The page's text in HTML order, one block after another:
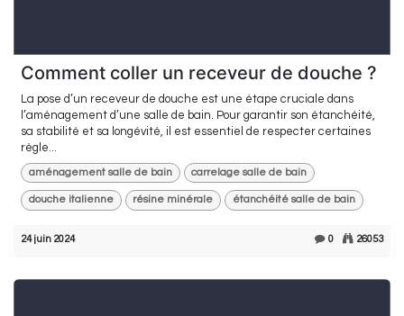
Comment coller un receveur de douche ?
La pose d’un receveur de douche est une étape cruciale dans
l’aménagement d’une salle de bain. Pour garantir son étanchéité,
sa stabilité et sa longévité, il est essentiel de respecter certaines
règle...
aménagement salle de bain carrelage salle de bain
douche italienne résine minérale étanchéité salle de bain
24 juin 2024 0 26053